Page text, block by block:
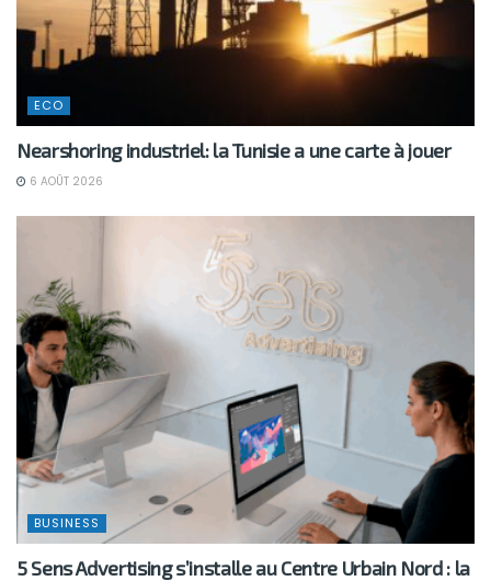
ECO
Nearshoring industriel: la Tunisie a une carte à jouer
6 AOÛT 2026
BUSINESS
5 Sens Advertising s’installe au Centre Urbain Nord : la